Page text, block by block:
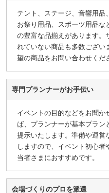
テント、ステージ、音響用品
お祭り用品、スポーツ用品な
の豊富な品揃えがあります。
れていない商品も多数ござい
望の商品をお問い合わせくだ
専門プランナーがお手伝い
イベントの目的などをお聞か
ば、プランナーが基本プラン
提示いたします。準備や運営
しますので、イベント初心者
当者さまにおすすめです。
会場づくりのプロを派遣